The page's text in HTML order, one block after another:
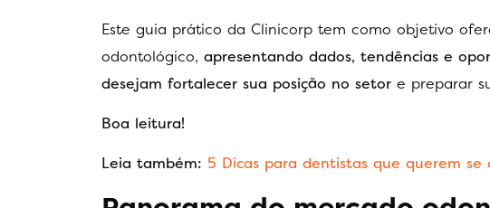
Este guia prático da Clinicorp tem como objetivo
odontológico, apresentando dados, tendências e
desejam fortalecer sua posição no setor e preparar
Boa leitura!
Leia também: 5 Dicas para dentistas que querem